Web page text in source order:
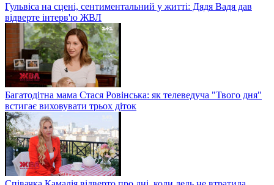
Гульвіса на сцені, сентиментальний у житті: Дядя Вадя дав
відверте інтерв'ю ЖВЛ
Багатодітна мама Стася Ровінська: як телеведуча "Твого дня"
встигає виховувати трьох діток